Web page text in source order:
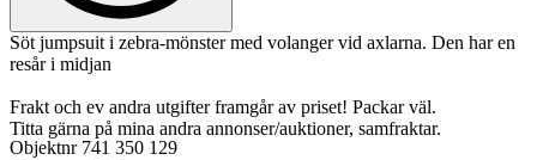
Söt jumpsuit i zebra-mönster med volanger vid axlarna. Den har en
resår i midjan
Frakt och ev andra utgifter framgår av priset! Packar väl.
Titta gärna på mina andra annonser/auktioner, samfraktar.
Objektnr 741 350 129